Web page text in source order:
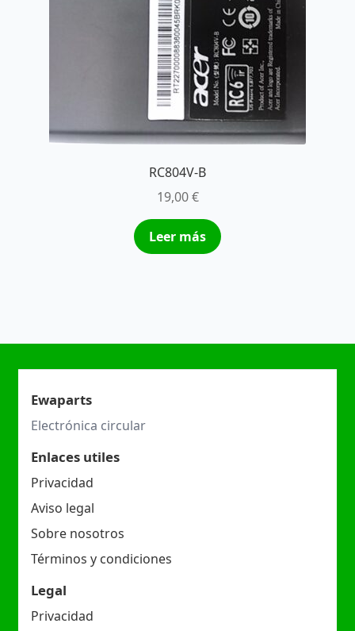
RC804V-B
19,00€
Leer más
Ewaparts
Electrónica circular
Enlaces utiles
Privacidad
Aviso legal
Sobre nosotros
Términos y condiciones
Legal
Privacidad